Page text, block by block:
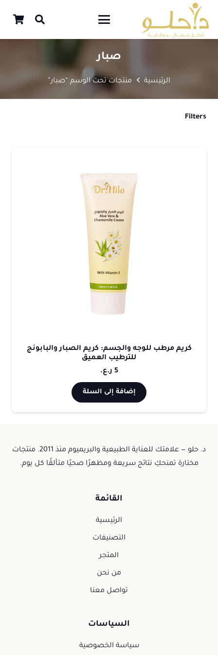
صبار
الرئيسية منتجات تحت الوسم “صبار”
Filters
كريم مرطب للوجه والجسم: كريم الصبار والبابونج
للترطيب العميق
5 ر.ع.
إضافة إلى السلة
د. حلو — علامتك للعناية الطبيعية والبريميوم منذ 2011. منتجات
مختارة تمنحكِ نتائج سريعة ومظهرًا صحيًا متألقًا كل يوم.
القائمة
الرئيسية
التصنيفات
المتجر
من نحن
تواصل معنا
السياسات
سياسة الخصوصية